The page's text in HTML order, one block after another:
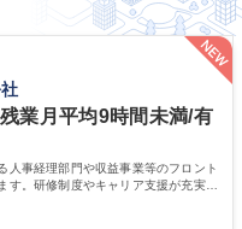
業月平均9時間未満/有
人事経理部門や収益事業等のフロント
。研修制度やキャリア支援が充実し